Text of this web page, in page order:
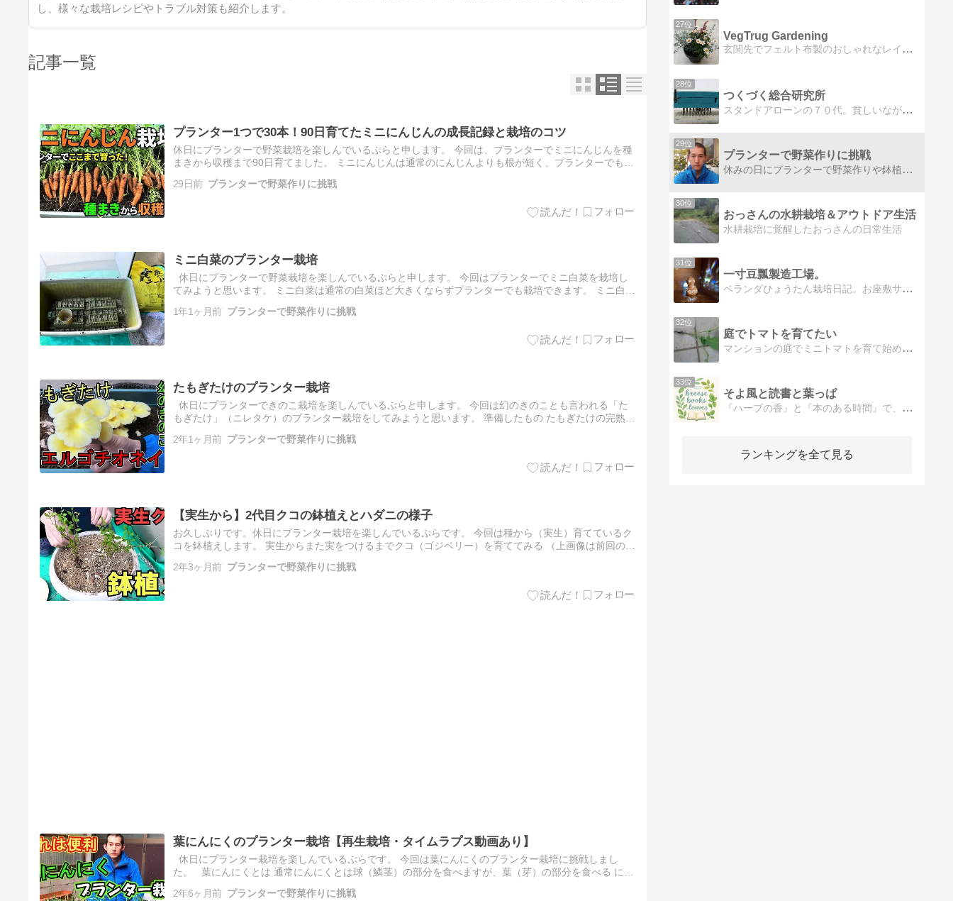
し、様々な栽培レシピやトラブル対策も紹介します。
記事一覧
プランター1つで30本！90日育てたミニにんじんの成長記録と栽培のコツ
休日にプランターで野菜栽培を楽しんでいるぷらと申します。 今回は、プランターでミニにんじんを種
まきから収穫まで90日育てました。 ミニにんじんは通常のにんじんよりも根が短く、プランターでも育
29日前 プランターで野菜作りに挑戦
ミニ白菜のプランター栽培
休日にプランターで野菜栽培を楽しんでいるぷらと申します。 今回はプランターでミニ白菜を栽培し
てみようと思います。 ミニ白菜は通常の白菜ほど大きくならずプランターでも栽培できます。 ミニ白菜
1年1ヶ月前 プランターで野菜作りに挑戦
たもぎたけのプランター栽培
休日にプランターできのこ栽培を楽しんでいるぷらと申します。 今回は幻のきのことも言われる「た
もぎたけ」（ニレタケ）のプランター栽培をしてみようと思います。 準備したもの たもぎたけの完熟ホ
2年1ヶ月前 プランターで野菜作りに挑戦
【実生から】2代目クコの鉢植えとハダニの様子
お久しぶりです。休日にプランター栽培を楽しんでいるぷらです。 今回は種から（実生）育てているク
コを鉢植えします。 実生からまた実をつけるまでクコ（ゴジベリー）を育ててみる （上画像は前回の
2年3ヶ月前 プランターで野菜作りに挑戦
葉にんにくのプランター栽培【再生栽培・タイムラプス動画あり】
休日にプランター栽培を楽しんでいるぷらです。 今回は葉にんにくのプランター栽培に挑戦しまし
た。 葉にんにくとは 通常にんにくとは球（鱗茎）の部分を食べますが、葉（芽）の部分を食べる にん
2年6ヶ月前 プランターで野菜作りに挑戦
27位
VegTrug Gardening
玄関先でフェルト布製のおしゃれなレイズドベットプランター「ベジトラグポピー」で趣味の園芸を楽しんでいます。家庭菜園、寄せ植えを中心に、ハーブ栽培、LED栽培、温室栽培、自動散水システムなど実験的な園芸を楽しんでいます。
28位
つくづく総合研究所
スタンドアローンの７０代。貧しいながらも、元気に幸せな日々をおくっています。日記ではありません。記事数はまだ少ないですが、掘り下げて、読ませます。
29位
プランターで野菜作りに挑戦
休みの日にプランターで野菜作りや鉢植え果樹やきのこ栽培、スプラウト栽培など楽しんでいます。YouTubeやっています。
30位
おっさんの水耕栽培＆アウトドア生活
水耕栽培に覚醒したおっさんの日常生活
31位
一寸豆瓢製造工場。
ベランダひょうたん栽培日記。お座敷サイズのちっちゃなひょうたん棚で、超ミニサイズの豆ひょうたんの収穫を目指します。
32位
庭でトマトを育てたい
マンションの庭でミニトマトを育て始めました。家庭菜園初心者ですが、いろんな野菜にチャレンジしてみたいです。
33位
そよ風と読書と葉っぱ
『ハーブの香』と『本のある時間』で、心地よい毎日を。ハーブや本にまつわる不思議でちょっと神秘的なお話しもお届けします♪
ランキングを全て見る